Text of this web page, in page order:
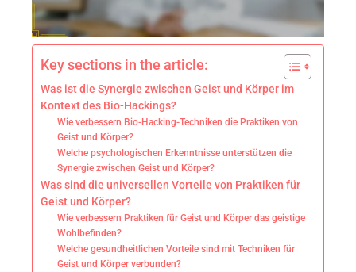
Key sections in the article:
Was ist die Synergie zwischen Geist und Körper im
Kontext des Bio-Hackings?
Wie verbessern Bio-Hacking-Techniken die Praktiken von
Geist und Körper?
Welche psychologischen Erkenntnisse unterstützen die
Synergie zwischen Geist und Körper?
Was sind die universellen Vorteile von Praktiken für
Geist und Körper?
Wie verbessern Praktiken für Geist und Körper das geistige
Wohlbefinden?
Welche gesundheitlichen Vorteile sind mit Techniken für
Geist und Körper verbunden?